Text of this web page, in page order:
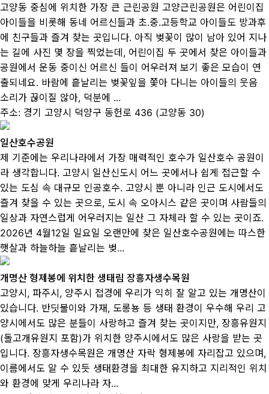
고양동 중심에 위치한 가장 큰 근린공원 고양근린공원은 어린이집
아이들을 비롯해 동네 어르신들과 초.중.고등학교 아이들도 방과후
에 친구들과 즐겨 찾는 곳입니다. 아직 벚꽃이 많이 남아 있어 지나
는 길에 사진 몇 장을 찍었는데, 어린이집 두 곳에서 찾은 아이들과
공원에서 운동 중이신 어르신 들이 어우러져 보기 좋은 모습이 연
출되네요. 바람에 흩날리는 벚꽃잎을 쫓아 다니는 아이들의 웃음
소리가 끊이질 않아, 덕분에 ...
주소: 경기 고양시 덕양구 동헌로 436 (고양동 30)
일산호수공원
제 기준에는 우리나라에서 가장 매력적인 호수가 일산호수 공원이
라 생각합니다. 고양시 일산신도시 어느 곳에서나 쉽게 접근할 수
있는 도심 속 대규모 인공호수. 고양시 뿐 아니라 인근 도시에서도
즐겨 찾을 수 있는 곳으로, 도시 속 오아시스 같은 곳이며 사람들의
일상과 자연스럽게 어우러지는 일산 그 자체라 할 수 있는 곳이죠.
2026년 4월12일 일요일 오랜만에 찾은 일산호수공원에는 따스한
햇살과 하늘하늘 흩날리는 벚...
개명산 형제봉에 위치한 생태림 장흥자생수목원
고양시, 파주시, 양주시 접경에 우리가 익히 잘 알고 있는 개명산이
있습니다. 반딧불이와 가재, 도롱뇽 등 생태 환경이 우수해 우리 고
양시에서도 많은 분들이 사랑하고 즐겨 찾는 곳이지만, 장흥유원지
(돌고개유원지 포함)가 위치한 양주시에서도 많은 사랑을 받는 곳
입니다. 장흥자생수목원은 개명산 자락 형제봉에 자리잡고 있으며,
이름에서도 알 수 있듯 생태환경을 최대한 유지하고 지리적인 위치
와 환경에 맞게 우리나라 자...